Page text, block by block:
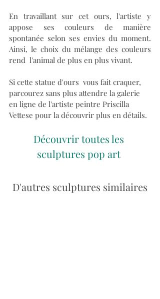
En travaillant sur cet ours, l'artiste y
appose ses couleurs de manière
spontanée selon ses envies du moment.
Ainsi, le choix du mélange des couleurs
rend  l'animal de plus en plus vivant.
Si cette statue d'ours  vous fait craquer,
parcourez sans plus attendre la galerie
en ligne de l'artiste peintre Priscilla
Vettese pour la découvrir plus en détails.
Découvrir toutes les
sculptures pop art
D'autres sculptures similaires